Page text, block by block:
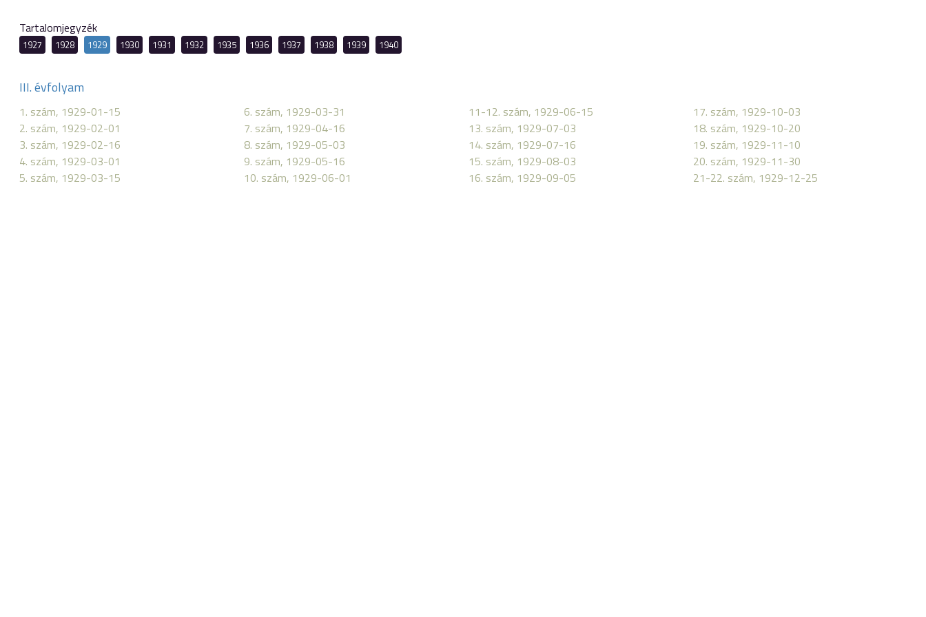
Tartalomjegyzék
1927 1928 1929 1930 1931 1932 1935 1936 1937 1938 1939 1940
III. évfolyam
1. szám, 1929-01-15
2. szám, 1929-02-01
3. szám, 1929-02-16
4. szám, 1929-03-01
5. szám, 1929-03-15
6. szám, 1929-03-31
7. szám, 1929-04-16
8. szám, 1929-05-03
9. szám, 1929-05-16
10. szám, 1929-06-01
11-12. szám, 1929-06-15
13. szám, 1929-07-03
14. szám, 1929-07-16
15. szám, 1929-08-03
16. szám, 1929-09-05
17. szám, 1929-10-03
18. szám, 1929-10-20
19. szám, 1929-11-10
20. szám, 1929-11-30
21-22. szám, 1929-12-25